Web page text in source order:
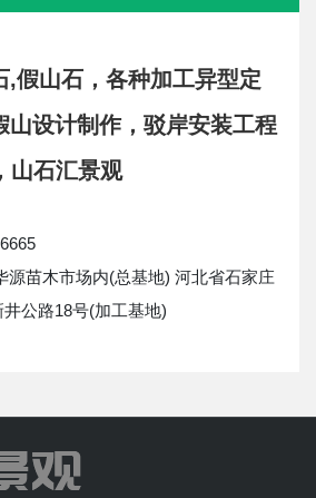
,假山石，各种加工异型定
山设计制作，驳岸安装工程
山石汇景观
源苗木市场内(总基地) 河北省石家庄
公路18号(加工基地)